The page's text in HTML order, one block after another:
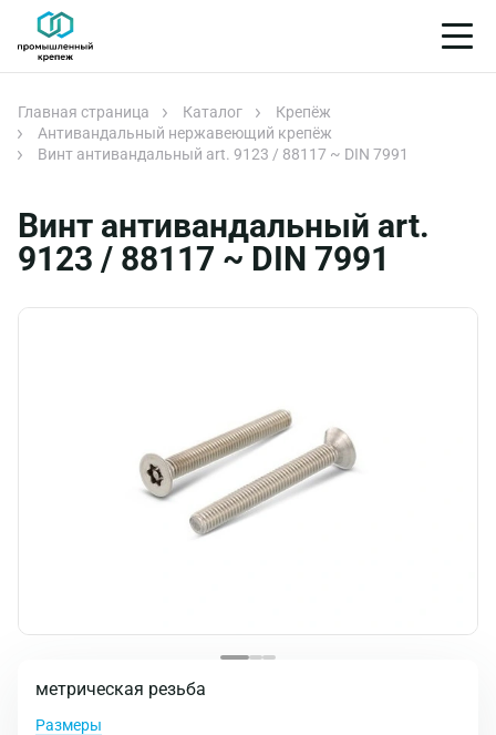
Главная страница Каталог
Крепёж
Антивандальный нержавеющий крепёж
Винт антивандальный art. 9123 / 88117 ~ DIN 7991
Винт антивандальный art.
9123 / 88117 ~ DIN 7991
метрическая резьба
Размеры